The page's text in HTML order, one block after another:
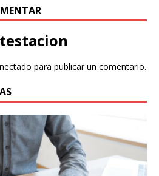
para publicar un comentario.